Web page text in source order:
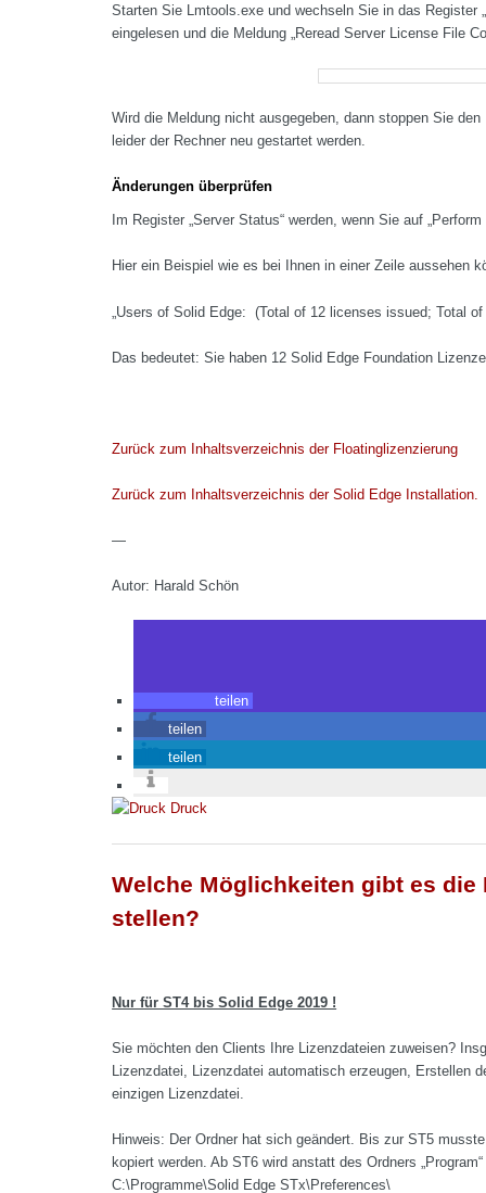
Starten Sie Lmtools.exe und wechseln Sie in das Register
eingelesen und die Meldung „Reread Server License File
Wird die Meldung nicht ausgegeben, dann stoppen Sie
leider der Rechner neu gestartet werden.
Änderungen überprüfen
Im Register „Server Status“ werden, wenn Sie auf
Hier ein Beispiel wie es bei Ihnen in einer Zeile aussehen
„Users of Solid Edge: (Total of 12 licenses issued; Total
Das bedeutet: Sie haben 12 Solid Edge Foundation
Zurück zum Inhaltsverzeichnis der Floatinglizenzierung
Zurück zum Inhaltsverzeichnis der Solid Edge Installation.
—
Autor: Harald Schön
teilen
teilen
teilen
Druck
Welche Möglichkeiten gibt es
stellen?
Nur für ST4 bis Solid Edge 2019 !
Sie möchten den Clients Ihre Lizenzdateien zuweisen?
Lizenzdatei, Lizenzdatei automatisch erzeugen, Erstellen
einzigen Lizenzdatei.
Hinweis: Der Ordner hat sich geändert. Bis zur ST5
kopiert werden. Ab ST6 wird anstatt des Ordners
C:\Programme\Solid Edge STx\Preferences\